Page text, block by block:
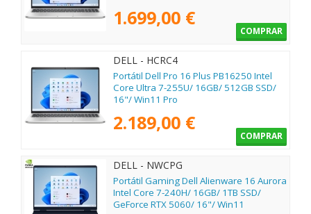
1.699,00 €
COMPRAR
DELL - HCRC4
Portátil Dell Pro 16 Plus PB16250 Intel
Core Ultra 7-255U/ 16GB/ 512GB SSD/
16"/ Win11 Pro
2.189,00 €
COMPRAR
DELL - NWCPG
Portátil Gaming Dell Alienware 16 Aurora
Intel Core 7-240H/ 16GB/ 1TB SSD/
GeForce RTX 5060/ 16"/ Win11